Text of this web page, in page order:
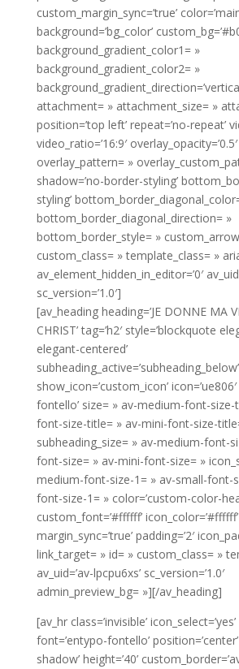
custom_margin_sync=’true’
background=’bg_color’
background_gradient_color1= »
background_gradient_color2= »
attachment= » attachment_size= »
position=’top left’ repeat=’no-repeat’
video_ratio=’16:9′
overlay_pattern= »
shadow=’no-border-styling’
styling’
bottom_border_diagonal_direction= »
bottom_border_style= »
custom_class= » template_class= »
av_element_hidden_in_editor=’0′
sc_version=’1.0′]
[av_heading heading=’JE DONNE MA
CHRIST’ tag=’h2′ style=’blockquote
elegant-centered’
subheading_active=’subheading_below’
show_icon=’custom_icon’
fontello’ size= » av-medium-font-
font-size-title= » av-mini-font-size-
subheading_size= » av-medium-font-
font-size= » av-mini-font-size= »
medium-font-size-1= » av-small-font-
font-size-1= » color=’custom-color-
custom_font=’#ffffff’
margin_sync=’true’ padding=’2′
link_target= » id= » custom_class= »
av_uid=’av-lpcpu6xs’ sc_version=’1.0′
admin_preview_bg= »][/av_heading]
[av_hr class=’invisible’
font=’entypo-fontello’
shadow’ height=’40’